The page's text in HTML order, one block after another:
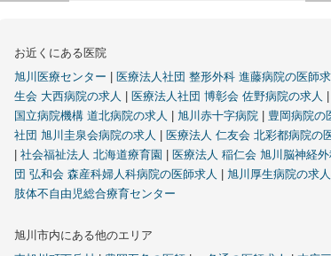
お近くにある医院
旭川医療センター
医療法人社団 整形外科 進藤病院の医師
生会 大西病院の求人
医療法人社団 博彰会 佐野病院の求人
国立病院機構 道北病院の求人
旭川赤十字病院 豊岡病院の
社団 旭川圭泉会病院の求人
医療法人 仁友会 北彩都病院の
社会福祉法人 北海道療育園 医療法人 稲仁会 旭川脳神経
団 弘和会 森産科婦人科病院の医師求人
旭川厚生病院の求人
肢体不自由児総合療育センター
旭川市内にある他のエリア